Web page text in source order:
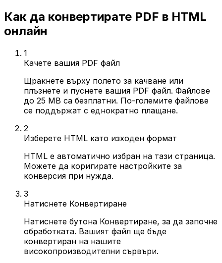
Как да конвертирате PDF в HTML
онлайн
1
Качете вашия PDF файл
Щракнете върху полето за качване или
плъзнете и пуснете вашия PDF файл. Файлове
до 25 MB са безплатни. По-големите файлове
се поддържат с еднократно плащане.
2
Изберете HTML като изходен формат
HTML е автоматично избран на тази страница.
Можете да коригирате настройките за
конверсия при нужда.
3
Натиснете Конвертиране
Натиснете бутона Конвертиране, за да започне
обработката. Вашият файл ще бъде
конвертиран на нашите
високопроизводителни сървъри.